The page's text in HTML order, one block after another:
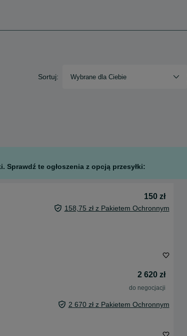
Sortuj: Wybrane dla Ciebie
Sprawdź te ogłoszenia z opcją przesyłki:
150 zł
158,75 zł z Pakietem Ochronnym
2 620 zł
do negocjacji
2 670 zł z Pakietem Ochronnym